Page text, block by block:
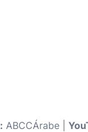
ABCCÁrabe |